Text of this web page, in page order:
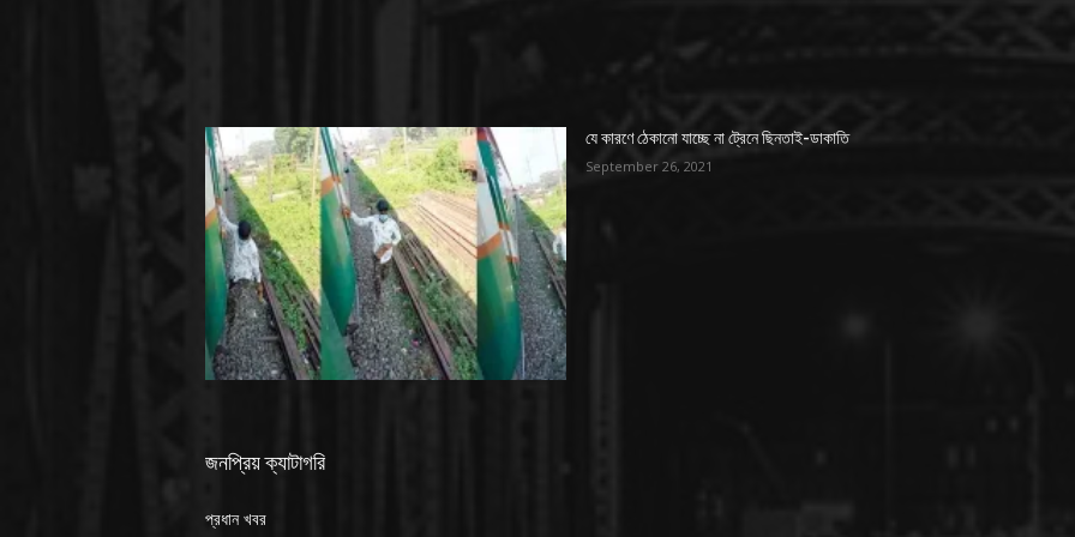
যে কারণে ঠেকানো যাচ্ছে না ট্রেনে ছিনতাই-ডাকাতি
September 26, 2021
জনপ্রিয় ক্যাটাগরি
প্রধান খবর